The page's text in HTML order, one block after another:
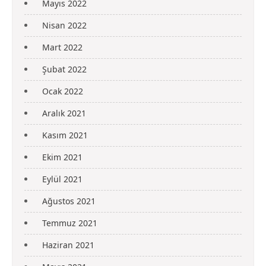
Mayıs 2022
Nisan 2022
Mart 2022
Şubat 2022
Ocak 2022
Aralık 2021
Kasım 2021
Ekim 2021
Eylül 2021
Ağustos 2021
Temmuz 2021
Haziran 2021